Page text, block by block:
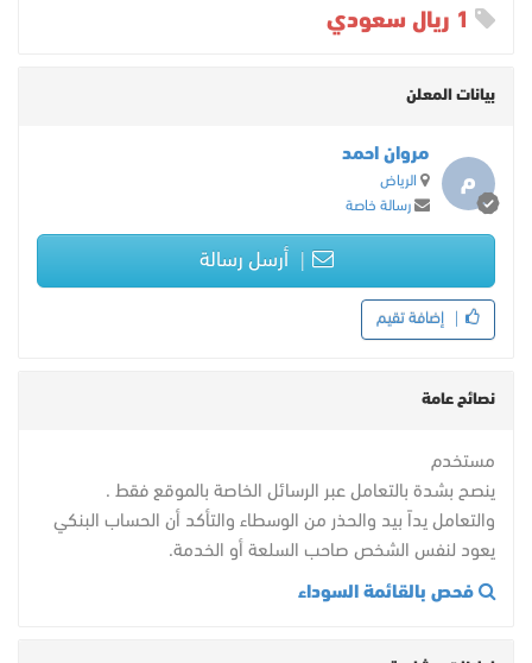
بيانات المعلن
م
مروان احمد
الرياض
رسالة خاصة
أرسل رسالة
إضافة تقيم
نصائح عامة
مستخدم
ينصح بشدة بالتعامل عبر الرسائل الخاصة بالموقع فقط .
والتعامل يداً بيد والحذر من الوسطاء والتأكد أن الحساب البنكي
يعود لنفس الشخص صاحب السلعة أو الخدمة.
فحص بالقائمة السوداء